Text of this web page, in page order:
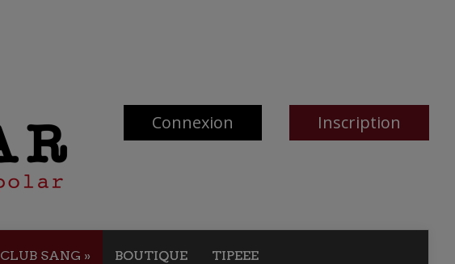
Connexion Inscription
CLUB SANG » BOUTIQUE TIPEEE